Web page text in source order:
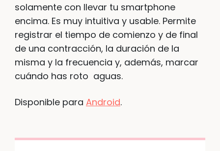
solamente con llevar tu smartphone
encima. Es muy intuitiva y usable. Permite
registrar el tiempo de comienzo y de final
de una contracción, la duración de la
misma y la frecuencia y, además, marcar
cuándo has roto aguas.
Disponible para Android.